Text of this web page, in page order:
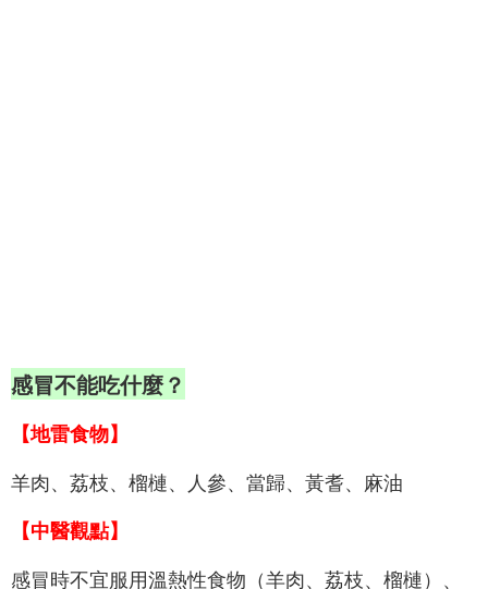
感冒不能吃什麼？
【地雷食物】
羊肉、荔枝、榴槤、人參、當歸、黃耆、麻油
【中醫觀點】
感冒時不宜服用溫熱性食物（羊肉、荔枝、榴槤）、